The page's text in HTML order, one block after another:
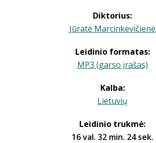
Diktorius:
Jūratė Marcinkevičienė
Leidinio formatas:
MP3 (garso įrašas)
Kalba:
Lietuvių
Leidinio trukmė:
16 val. 32 min. 24 sek.